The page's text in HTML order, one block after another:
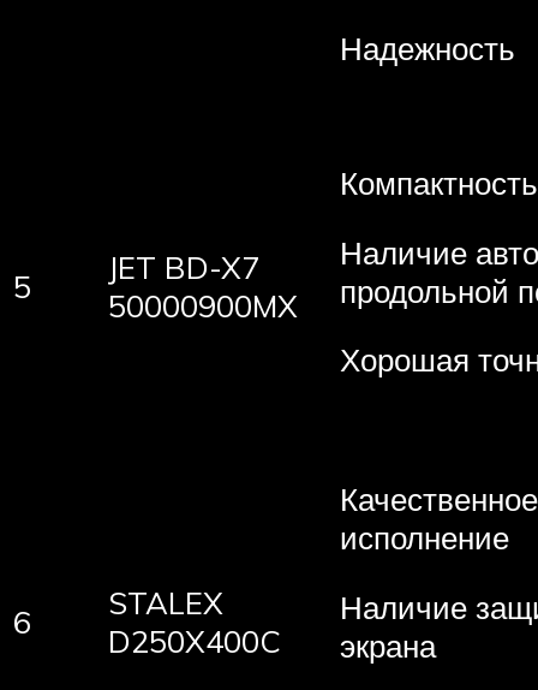
Надежность
5
JET BD-X7
50000900MX
Наличие
продольной
Хорошая
6
STALEX
D250X400C
Качественное
исполнение
Наличие
экрана